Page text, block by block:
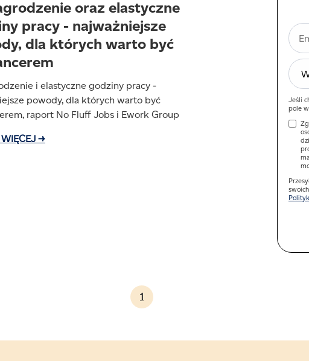
oraz elastyczne
pracy - najważniejsze
dla których warto być
i elastyczne godziny pracy -
powody, dla których warto być
raport No Fluff Jobs i Ework Group
→
Jeśli
pole
1